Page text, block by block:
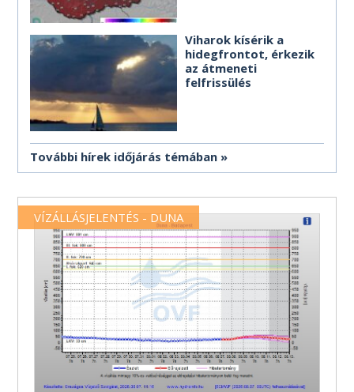
Viharok kísérik a
hidegfrontot, érkezik
az átmeneti
felfrissülés
További hírek időjárás témában
VÍZÁLLÁSJELENTÉS - DUNA